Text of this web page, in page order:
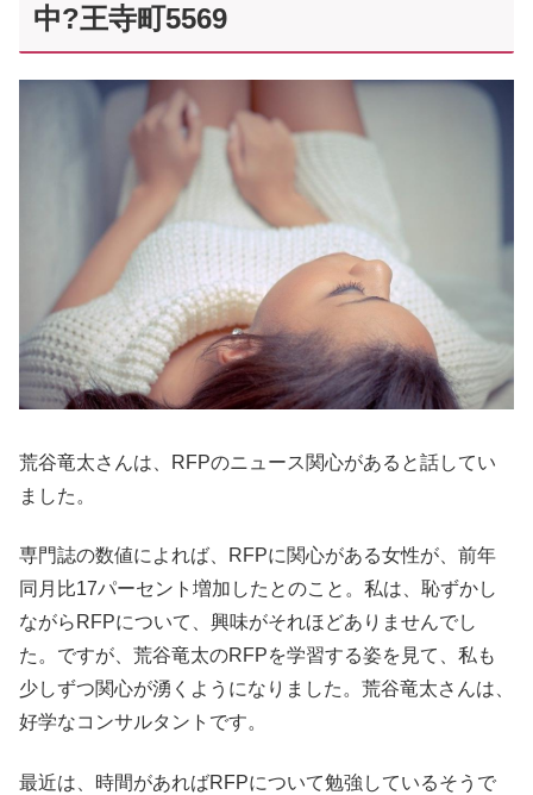
中?王寺町5569
荒谷竜太さんは、RFPのニュース関心があると話してい
ました。
専門誌の数値によれば、RFPに関心がある女性が、前年
同月比17パーセント増加したとのこと。私は、恥ずかし
ながらRFPについて、興味がそれほどありませんでし
た。ですが、荒谷竜太のRFPを学習する姿を見て、私も
少しずつ関心が湧くようになりました。荒谷竜太さんは、
好学なコンサルタントです。
最近は、時間があればRFPについて勉強しているそうで